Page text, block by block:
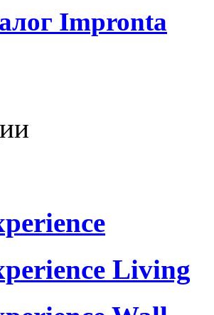
Impronta
Living